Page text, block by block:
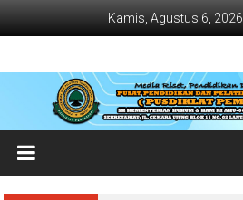
Kamis, Agustus 6, 2026
Jadwal
Bimtek
dan
Diklat